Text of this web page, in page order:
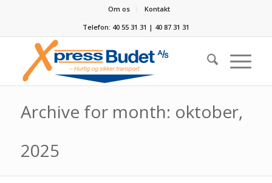
Om os
Kontakt
Telefon: 40 55 31 31 | 40 87 31 31
Archive for month: oktober,
2025